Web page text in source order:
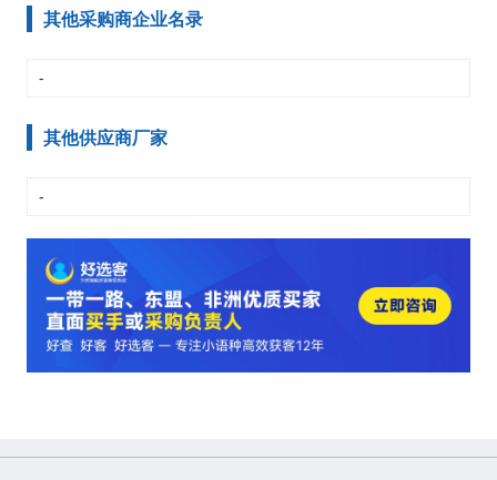
其他采购商企业名录
-
其他供应商厂家
-